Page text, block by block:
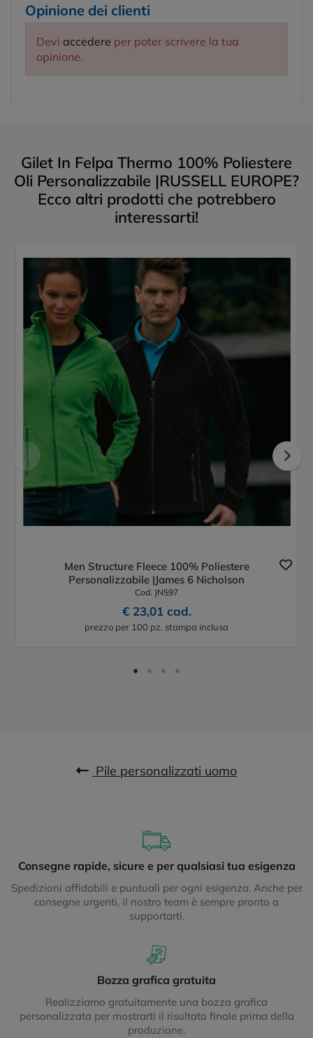
Opinione dei clienti
Devi accedere per poter scrivere la tua
opinione.
Gilet In Felpa Thermo 100% Poliestere
Oli Personalizzabile |RUSSELL EUROPE?
Ecco altri prodotti che potrebbero
interessarti!
Men Structure Fleece 100% Poliestere
Personalizzabile |James 6 Nicholson
Cod. JN597
€ 23,01 cad.
prezzo per 100 pz. stampa inclusa
Pile personalizzati uomo
Consegne rapide, sicure e per qualsiasi tua esigenza
Spedizioni affidabili e puntuali per ogni esigenza. Anche per
consegne urgenti, il nostro team è sempre pronto a
supportarti.
Bozza grafica gratuita
Realizziamo gratuitamente una bozza grafica
personalizzata per mostrarti il risultato finale prima della
produzione.